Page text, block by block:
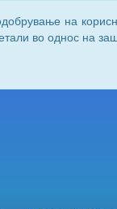
на
во однос на